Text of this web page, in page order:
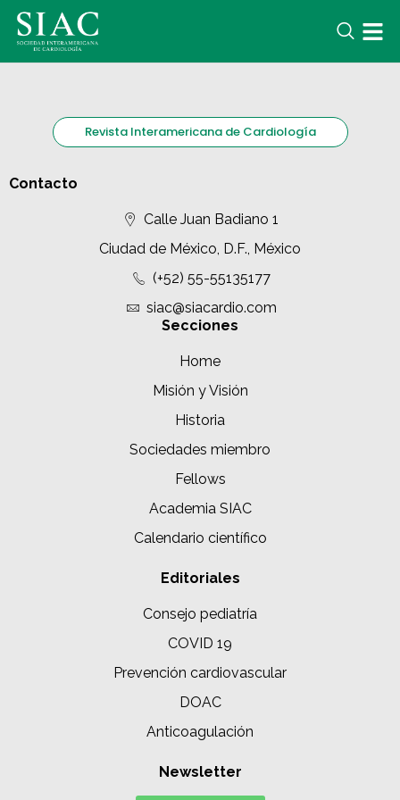
Revista Interamericana de Cardiología
Contacto
Calle Juan Badiano 1
Ciudad de México, D.F., México
(+52) 55-55135177
siac@siacardio.com
Secciones
Home
Misión y Visión
Historia
Sociedades miembro
Fellows
Academia SIAC
Calendario científico
Editoriales
Consejo pediatría
COVID 19
Prevención cardiovascular
DOAC
Anticoagulación
Newsletter